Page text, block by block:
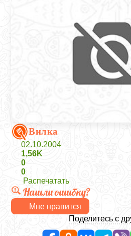
Вилка
02.10.2004
1,56K
0
0
Распечатать
Нашли ошибку?
Мне нравится
Поделитесь с